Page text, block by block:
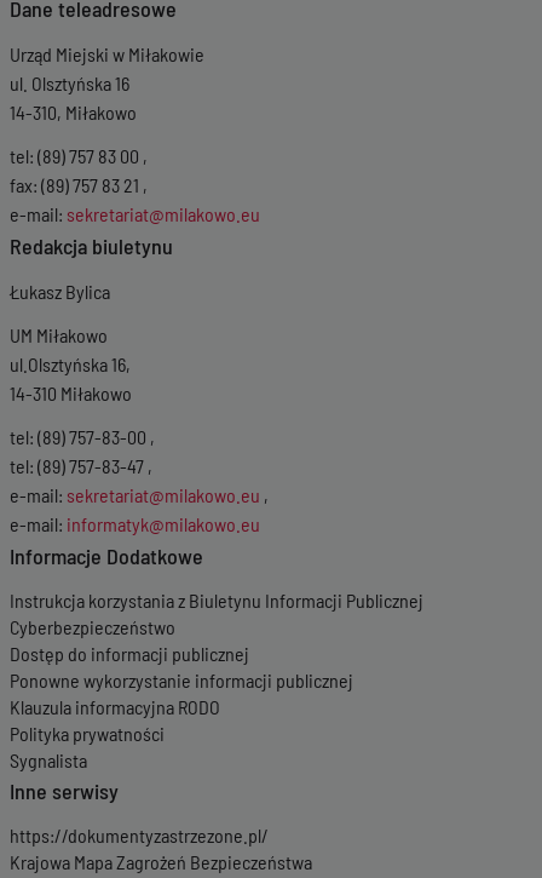
Dane teleadresowe
Urząd Miejski w Miłakowie
ul. Olsztyńska 16
14-310, Miłakowo
tel: (89) 757 83 00 ,
fax: (89) 757 83 21 ,
e-mail: sekretariat@milakowo.eu
Redakcja biuletynu
Łukasz Bylica
UM Miłakowo
ul.Olsztyńska 16,
14-310 Miłakowo
tel: (89) 757-83-00 ,
tel: (89) 757-83-47 ,
e-mail: sekretariat@milakowo.eu ,
e-mail: informatyk@milakowo.eu
Informacje Dodatkowe
Instrukcja korzystania z Biuletynu Informacji Publicznej
Cyberbezpieczeństwo
Dostęp do informacji publicznej
Ponowne wykorzystanie informacji publicznej
Klauzula informacyjna RODO
Polityka prywatności
Sygnalista
Inne serwisy
https://dokumentyzastrzezone.pl/
Krajowa Mapa Zagrożeń Bezpieczeństwa